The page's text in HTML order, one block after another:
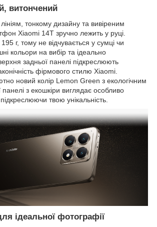
витончений
тонкому дизайну та вивіреним
Xiaomi 14T зручно лежить у руці.
г, тому не відчувається у сумці чи
кольори на вибір та ідеально
задньої панелі підкреслюють
фірмового стилю Xiaomi.
новий колір Lemon Green з екологічним
з екошкіри виглядає особливо
твою унікальність.
ідеальної фотографії